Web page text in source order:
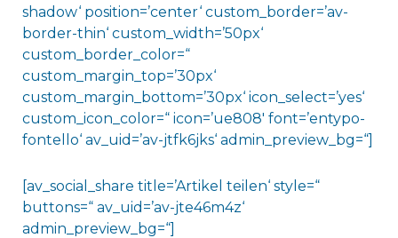
shadow‘ position=’center‘ custom_border=’av-
border-thin‘ custom_width=’50px‘
custom_border_color=“
custom_margin_top=’30px‘
custom_margin_bottom=’30px‘ icon_select=’yes‘
custom_icon_color=“ icon=’ue808′ font=’entypo-
fontello‘ av_uid=’av-jtfk6jks‘ admin_preview_bg=“]
[av_social_share title=’Artikel teilen‘ style=“
buttons=“ av_uid=’av-jte46m4z‘
admin_preview_bg=“]